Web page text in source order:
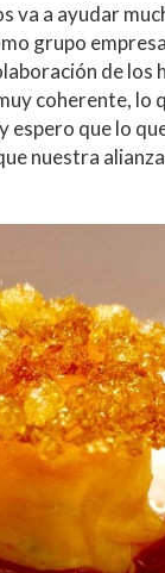
va a ayudar
grupo
de los
coherente, lo
espero que lo
nuestra